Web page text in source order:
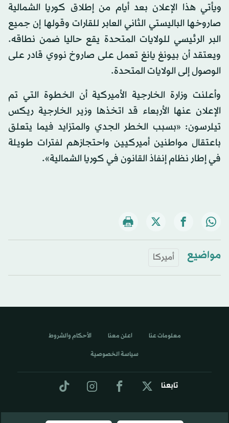
ويأتي هذا الإعلان بعد أيام من إطلاق كوريا الشمالية
صاروخها الباليستي الثاني العابر للقارات وقولها إن جميع
البر الرئيسي للولايات المتحدة يقع حاليا ضمن نطاقه.
ويعتقد أن بيونغ يانغ تعمل على صاروخ نووي قادر على
الوصول إلى الولايات المتحدة.
وأعلنت وزارة الخارجية الأميركية أن الخطوة التي تم
الإعلان عنها الأربعاء قد اتخذها وزير الخارجية ريكس
تيلرسون: «بسبب الخطر الجدي والمتزايد فيما يتعلق
باعتقال مواطنين أميركيين واحتجازهم لفترات طويلة
في إطار نظام إنفاذ القانون في كوريا الشمالية».
مواضيع أميركا
تابعنا
معلومات عنا اعلن معنا الأحكام والشروط
سياسة الخصوصية